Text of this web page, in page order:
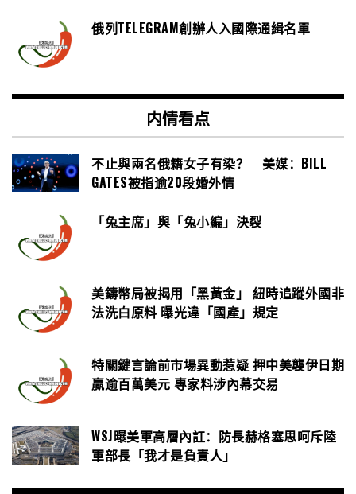
俄列TELEGRAM創辦人入國際通緝名單
内情看点
不止與兩名俄籍女子有染？ 美媒：BILL
GATES被指逾20段婚外情
「兔主席」與「兔小編」決裂
美鑄幣局被揭用「黑黃金」 紐時追蹤外國非
法洗白原料 曝光違「國產」規定
特關鍵言論前市場異動惹疑 押中美襲伊日期
贏逾百萬美元 專家料涉內幕交易
WSJ曝美軍高層內訌：防長赫格塞思呵斥陸
軍部長「我才是負責人」